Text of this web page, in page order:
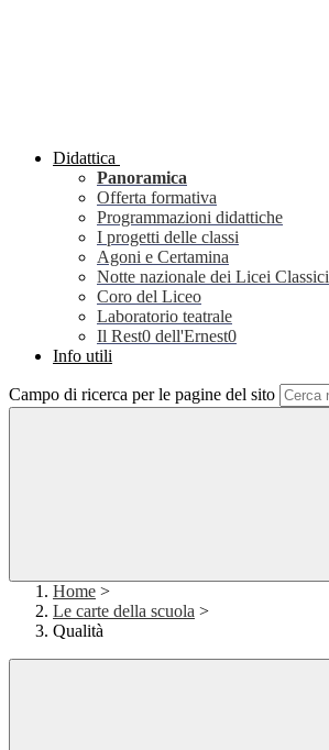
Didattica
Panoramica
Offerta formativa
Programmazioni didattiche
I progetti delle classi
Agoni e Certamina
Notte nazionale dei Licei Classici
Coro del Liceo
Laboratorio teatrale
Il Rest0 dell'Ernest0
Info utili
Campo di ricerca per le pagine del sito
Home >
Le carte della scuola >
Qualità